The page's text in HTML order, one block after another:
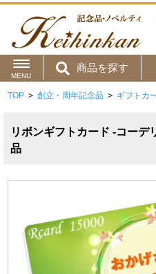
MENU
商品を探す
用途から
商品カテゴリ
～50円
～300円
～15,000円
～
TOP > 創立・周年記念品 > ギフトカ
リボンギフトカード -コーデ
品